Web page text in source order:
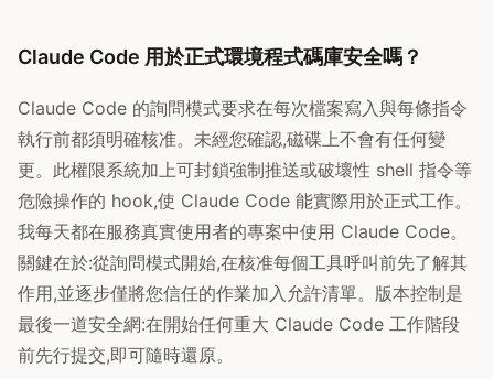
Claude Code 用於正式環境程式碼庫安全嗎？
Claude Code 的詢問模式要求在每次檔案寫入與每條指令
執行前都須明確核准。未經您確認,磁碟上不會有任何變
更。此權限系統加上可封鎖強制推送或破壞性 shell 指令等
危險操作的 hook,使 Claude Code 能實際用於正式工作。
我每天都在服務真實使用者的專案中使用 Claude Code。
關鍵在於:從詢問模式開始,在核准每個工具呼叫前先了解其
作用,並逐步僅將您信任的作業加入允許清單。版本控制是
最後一道安全網:在開始任何重大 Claude Code 工作階段
前先行提交,即可隨時還原。